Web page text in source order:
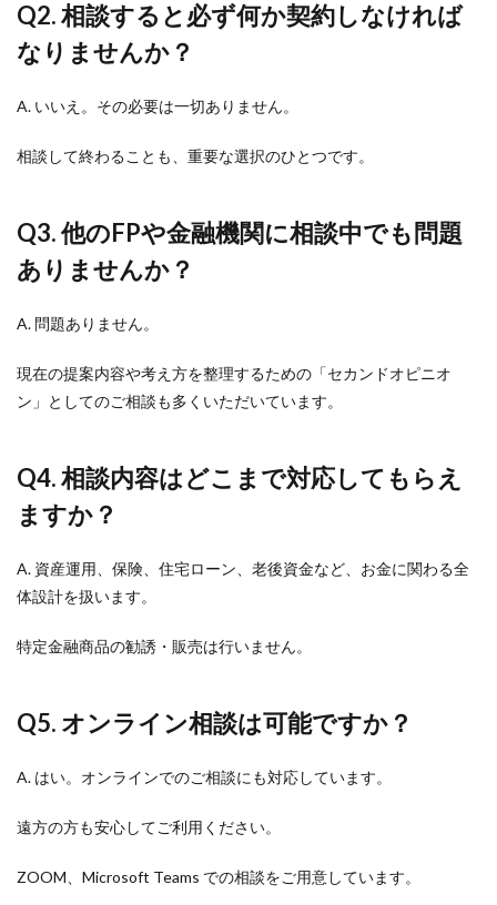
Q2. 相談すると必ず何か契約しなければ
なりませんか？
A. いいえ。その必要は一切ありません。
相談して終わることも、重要な選択のひとつです。
Q3. 他のFPや金融機関に相談中でも問題
ありませんか？
A. 問題ありません。
現在の提案内容や考え方を整理するための「セカンドオピニオ
ン」としてのご相談も多くいただいています。
Q4. 相談内容はどこまで対応してもらえ
ますか？
A. 資産運用、保険、住宅ローン、老後資金など、お金に関わる全
体設計を扱います。
特定金融商品の勧誘・販売は行いません。
Q5. オンライン相談は可能ですか？
A. はい。オンラインでのご相談にも対応しています。
遠方の方も安心してご利用ください。
ZOOM、Microsoft Teams での相談をご用意しています。